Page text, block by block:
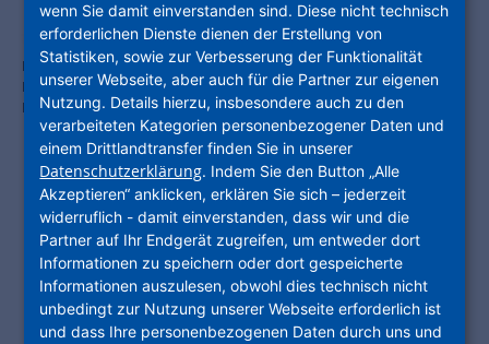
Ferienspaß mit der PowerBande: Die Unternehmendgruppe
Nassauische Heimstätte | Wohnstadt kommt wieder direkt zu den
Kindern ins Quartier. Foto: Adobe Stock
Unternehmensgruppe Nassauische
Heimstätte | Wohnstadt kommt mit
Ferienangebot direkt zu den
Mieterkindern ins Quartier / Los geht’s
wenn Sie damit einverstanden sind. Diese nicht technisch
erforderlichen Dienste dienen der Erstellung von
Statistiken, sowie zur Verbesserung der Funktionalität
unserer Webseite, aber auch für die Partner zur eigenen
Nutzung. Details hierzu, insbesondere auch zu den
verarbeiteten Kategorien personenbezogener Daten und
einem Drittlandtransfer finden Sie in unserer
Datenschutzerklärung. Indem Sie den Button „Alle
Akzeptieren“ anklicken, erklären Sie sich – jederzeit
widerruflich - damit einverstanden, dass wir und die
Partner auf Ihr Endgerät zugreifen, um entweder dort
Informationen zu speichern oder dort gespeicherte
Informationen auszulesen, obwohl dies technisch nicht
unbedingt zur Nutzung unserer Webseite erforderlich ist
und dass Ihre personenbezogenen Daten durch uns und